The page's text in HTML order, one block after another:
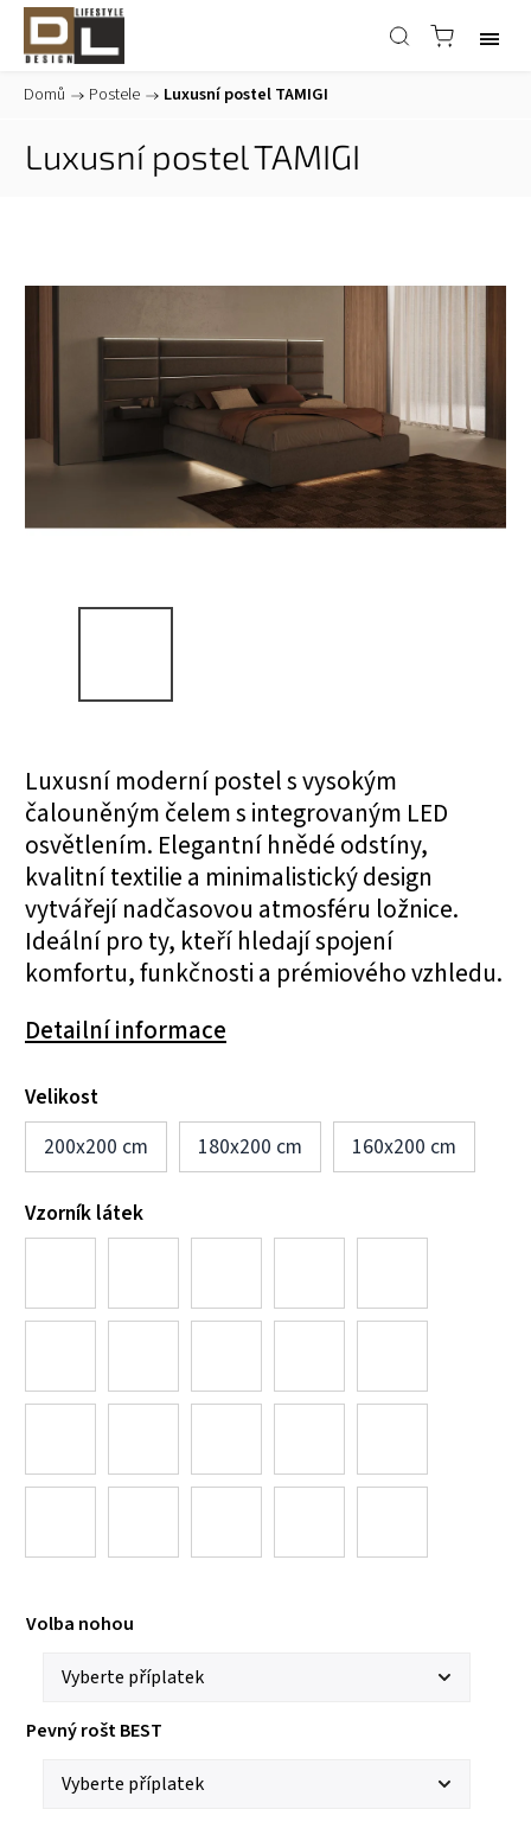
Domů / Postele / Luxusní postel TAMIGI
Luxusní postel TAMIGI
Luxusní moderní postel s vysokým
čalouněným čelem s integrovaným LED
osvětlením. Elegantní hnědé odstíny,
kvalitní textilie a minimalistický design
vytvářejí nadčasovou atmosféru ložnice.
Ideální pro ty, kteří hledají spojení
komfortu, funkčnosti a prémiového vzhledu.
Detailní informace
Velikost
200x200 cm
180x200 cm 160x200 cm
Vzorník látek
Volba nohou
Pevný rošt BEST